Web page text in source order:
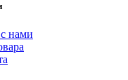
с нами